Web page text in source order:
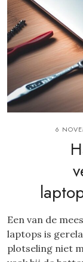
6
Een van de
laptops is
plotseling niet